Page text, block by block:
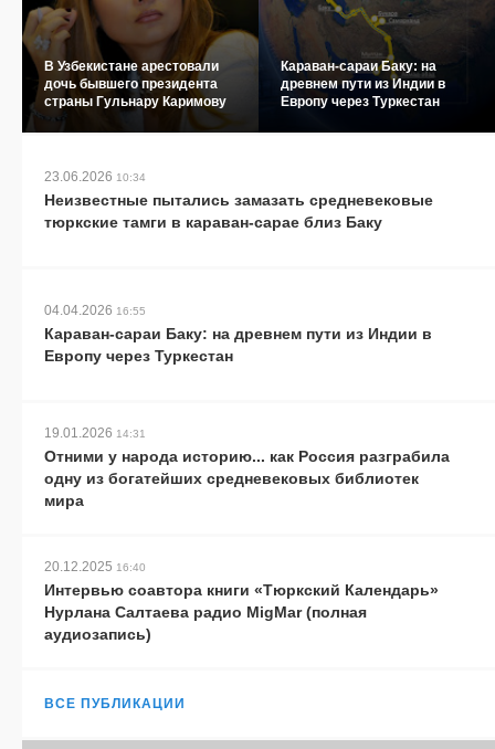
В Узбекистане арестовали
дочь бывшего президента
страны Гульнару Каримову
Караван-сараи Баку: на
древнем пути из Индии в
Европу через Туркестан
23.06.2026 10:34
Неизвестные пытались замазать средневековые
тюркские тамги в караван-сарае близ Баку
04.04.2026 16:55
Караван-сараи Баку: на древнем пути из Индии в
Европу через Туркестан
19.01.2026 14:31
Отними у народа историю... как Россия разграбила
одну из богатейших средневековых библиотек
мира
20.12.2025 16:40
Интервью соавтора книги «Тюркский Календарь»
Нурлана Салтаева радио MigMar (полная
аудиозапись)
ВСЕ ПУБЛИКАЦИИ